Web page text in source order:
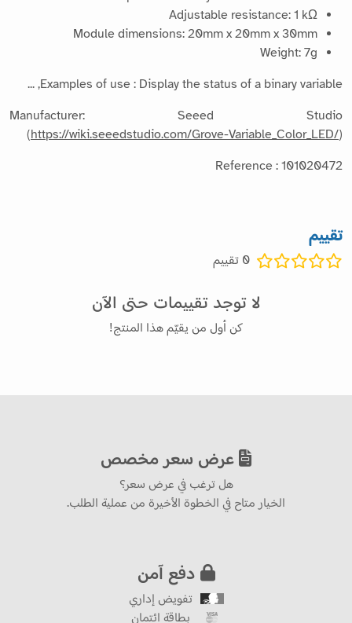
Adjustable resistance: 1 kΩ
Module dimensions: 20mm x 20mm x 30mm
Weight: 7g
Examples of use : Display the status of a binary variable, ...
Manufacturer: Seeed Studio
(https://wiki.seeedstudio.com/Grove-Variable_Color_LED/)
Reference : 101020472
تقييم
0 تقييم
لا توجد تقييمات حتى الآن
كن أول من يقيّم هذا المنتج!
عرض سعر مخصص
هل ترغب في عرض سعر؟
الخيار متاح في الخطوة الأخيرة من عملية الطلب.
دفع آمن
تفويض إداري
بطاقة ائتمان